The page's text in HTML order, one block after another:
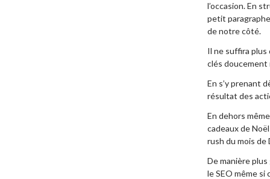
l’occasion. En
petit
de notre côté.
Il ne suffira
clés doucement
En s’y prenant
résultat des
En dehors
cadeaux de
rush du mois de
De manière plus
le SEO même